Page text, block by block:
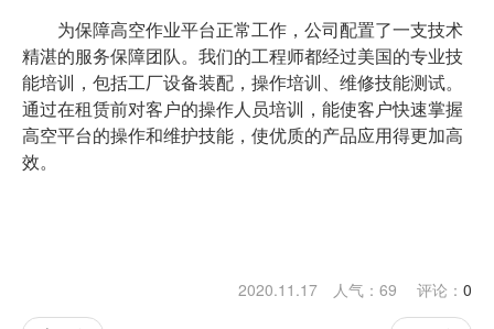
为保障高空作业平台正常工作，公司配置了一支技术
精湛的服务保障团队。我们的工程师都经过美国的专业技
能培训，包括工厂设备装配，操作培训、维修技能测试。
通过在租赁前对客户的操作人员培训，能使客户快速掌握
高空平台的操作和维护技能，使优质的产品应用得更加高
效。
2020.11.17 人气： 69 评论： 0